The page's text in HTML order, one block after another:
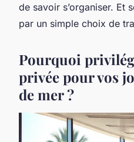
de savoir s’organiser. Et
par un simple choix de
Pourquoi
privée pour vos
de mer ?